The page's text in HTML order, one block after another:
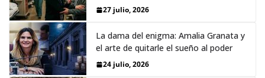
27 julio, 2026
La dama del enigma: Amalia Granata y
el arte de quitarle el sueño al poder
24 julio, 2026